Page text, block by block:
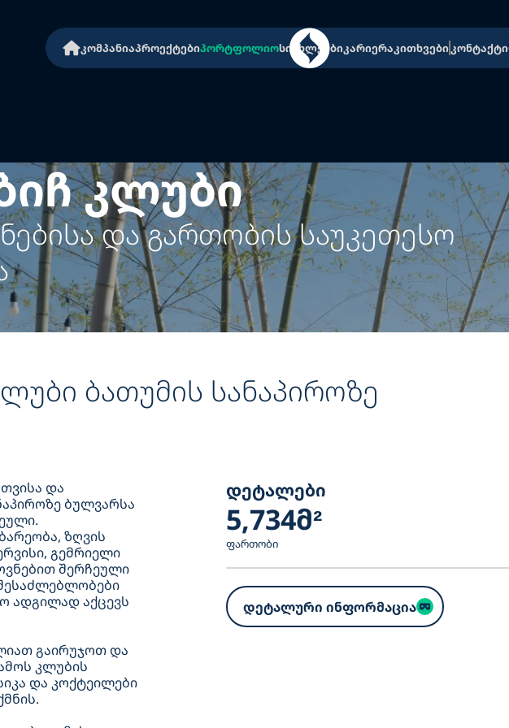
კომპანიაპროექტებიპორტფოლიოსიახლეებიკარიერაკითხვებიკონტაქტი
კლუბი
და გართობის საუკეთესო
ბათუმის სანაპიროზე
და
ბულვარსა
ზღვის
გემრიელი
შერჩეული
ადგილად აქცევს
გაირუჯოთ და
კლუბის
და კოქტეილები
დეტალები
5,734მ²
ფართობი
დეტალური ინფორმაცია